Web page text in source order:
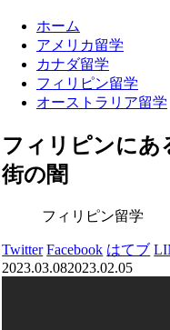
ホーム
アメリカ留学
カナダ留学
フィリピン留学
オーストラリア留学
フィリピンにあ
街の闇
フィリピン留学
Twitter Facebook はてブ
2023.03.082023.02.05